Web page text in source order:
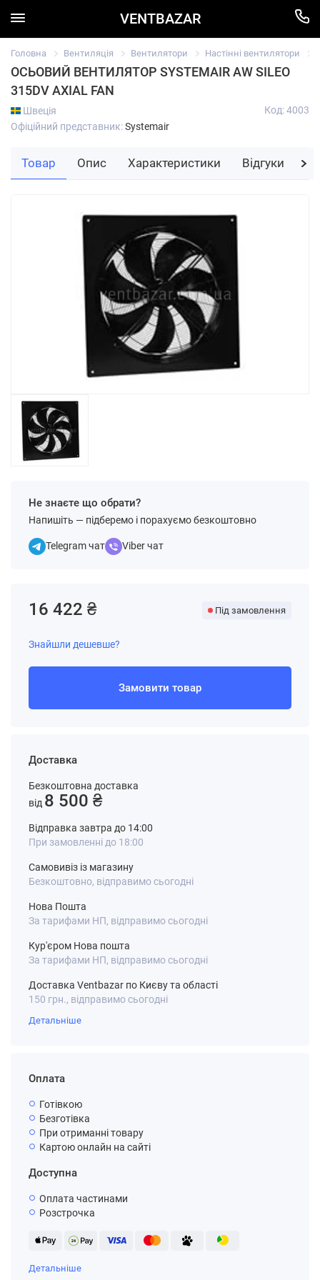
VENTBAZAR
Головна Вентиляція Вентилятори Настінні вентилятори
ОСЬОВИЙ ВЕНТИЛЯТОР SYSTEMAIR AW SILEO
315DV AXIAL FAN
Швеція
Офіційний представник:Systemair
Код: 4003
Не знаєте що обрати?
Напишіть — підберемо і порахуємо безкоштовно
Telegram чат Viber чат
Доставка
Безкоштовна доставка
від 8 500 ₴
Відправка завтра до 14:00
При замовленні до 18:00
Самовивіз із магазину
Безкоштовно, відправимо сьогодні
Нова Пошта
За тарифами НП, відправимо сьогодні
Кур'єром Нова пошта
За тарифами НП, відправимо сьогодні
Доставка Ventbazar по Києву та області
150 грн., відправимо сьогодні
Детальніше
Оплата
Готівкою
Безготівка
При отриманні товару
Картою онлайн на сайті
Доступна
Оплата частинами
Розстрочка
Детальніше
16 422 ₴ Під замовлення
Знайшли дешевше?
Замовити товар
Товар Опис Характеристики Відгуки